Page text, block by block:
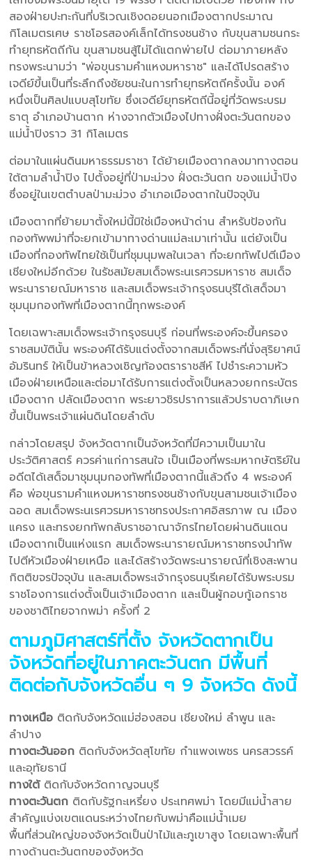
สองฝ่ายปะทะกันที่บริเวณเชิงดอยนอกเมืองตากประมาณ
กิโลเมตรเศษ ราชโอรสองค์เล็กได้ทรงชนช้าง กับขุนสามชนกระ
ทำยุทธหัตถีกัน ขุนสามชนสู้ไม่ได้แตกพ่ายไป ต่อมาภายหลัง
ทรงพระนามว่า "พ่อขุนรามคำแหงมหาราช" และได้โปรดสร้าง
เจดีย์ขึ้นเป็นที่ระลึกถึงชัยชนะในการทำยุทธหัตถีครั้งนั้น องค์
หนึ่งเป็นศิลปแบบสุโขทัย ซึ่งเจดีย์ยุทธหัตถีนี้อยู่ที่วัดพระบรม
ธาตุ อำเภอบ้านตาก ห่างจากตัวเมืองไปทางฝั่งตะวันตกของ
แม่น้ำปิงราว 31 กิโลเมตร
ต่อมาในแผ่นดินมหาธรรมราชา ได้ย้ายเมืองตากลงมาทางตอน
ใต้ตามลำน้ำปิง ไปตั้งอยู่ที่ป่ามะม่วง ฝั่งตะวันตก ของแม่น้ำปิง
ซึ่งอยู่ในเขตตำบลป่ามะม่วง อำเภอเมืองตากในปัจจุบัน
เมืองตากที่ย้ายมาตั้งใหม่นี้มิใช่เมืองหน้าด่าน สำหรับป้องกัน
กองทัพพม่าที่จะยกเข้ามาทางด่านแม่ละเมาเท่านั้น แต่ยังเป็น
เมืองที่กองทัพไทยใช้เป็นที่ชุมนุมพลในเวลา ที่จะยกทัพไปตีเมือง
เชียงใหม่อีกด้วย ในรัชสมัยสมเด็จพระนเรศวรมหาราช สมเด็จ
พระนารายณ์มหาราช และสมเด็จพระเจ้ากรุงธนบุรีได้เสด็จมา
ชุมนุมกองทัพที่เมืองตากนี้ทุกพระองค์
โดยเฉพาะสมเด็จพระเจ้ากรุงธนบุรี ก่อนที่พระองค์จะขึ้นครอง
ราชสมบัตินั้น พระองค์ได้รับแต่งตั้งจากสมเด็จพระที่นั่งสุริยาศน์
อัมรินทร์ ให้เป็นข้าหลวงเชิญท้องตราราชสีห์ ไปชำระความหัว
เมืองฝ่ายเหนือและต่อมาได้รับการแต่งตั้งเป็นหลวงยกกระบัตร
เมืองตาก ปลัดเมืองตาก พระยาวชิรปราการแล้วปราบดาภิเษก
ขึ้นเป็นพระเจ้าแผ่นดินโดยลำดับ
กล่าวโดยสรุป จังหวัดตากเป็นจังหวัดที่มีความเป็นมาใน
ประวัติศาสตร์ ควรค่าแก่การสนใจ เป็นเมืองที่พระมหากษัตริย์ใน
อดีตได้เสด็จมาชุมนุมกองทัพที่เมืองตากนี้แล้วถึง 4 พระองค์
คือ พ่อขุนรามคำแหงมหาราชทรงชนช้างกับขุนสามชนเจ้าเมือง
ฉอด สมเด็จพระนเรศวรมหาราชทรงประกาศอิสรภาพ ณ เมือง
แครง และทรงยกทัพกลับราชอาณาจักรไทยโดยผ่านดินแดน
เมืองตากเป็นแห่งแรก สมเด็จพระนารายณ์มหาราชทรงนำทัพ
ไปตีหัวเมืองฝ่ายเหนือ และได้สร้างวัดพระนารายณ์ที่เชิงสะพาน
กิตติขจรปัจจุบัน และสมเด็จพระเจ้ากรุงธนบุรีเคยได้รับพระบรม
ราชโองการแต่งตั้งเป็นเจ้าเมืองตาก และเป็นผู้กอบกู้เอกราช
ของชาติไทยจากพม่า ครั้งที่ 2
ตามภูมิศาสตร์ที่ตั้ง จังหวัดตากเป็น
จังหวัดที่อยู่ในภาคตะวันตก มีพื้นที่
ติดต่อกับจังหวัดอื่น ๆ 9 จังหวัด ดังนี้
ทางเหนือ ติดกับจังหวัดแม่ฮ่องสอน เชียงใหม่ ลำพูน และ
ลำปาง
ทางตะวันออก ติดกับจังหวัดสุโขทัย กำแพงเพชร นครสวรรค์
และอุทัยธานี
ทางใต้ติดกับจังหวัดกาญจนบุรี
ทางตะวันตก ติดกับรัฐกะเหรี่ยง ประเทศพม่า โดยมีแม่น้ำสาย
สำคัญแบ่งเขตแดนระหว่างไทยกับพม่าคือแม่น้ำเมย
พื้นที่ส่วนใหญ่ของจังหวัดเป็นป่าไม้และภูเขาสูง โดยเฉพาะพื้นที่
ทางด้านตะวันตกของจังหวัด